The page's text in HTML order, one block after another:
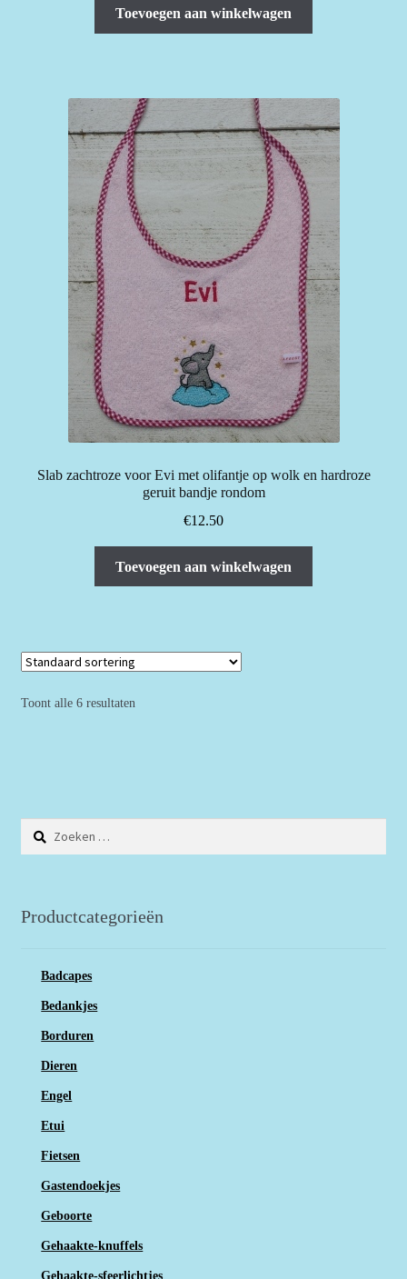
Toevoegen aan winkelwagen
Slab zachtroze voor Evi met olifantje op wolk en hardroze
geruit bandje rondom
€12.50
Toevoegen aan winkelwagen
Toont alle 6 resultaten
Zoeken
naar:
Productcategorieën
Badcapes
Bedankjes
Borduren
Dieren
Engel
Etui
Fietsen
Gastendoekjes
Geboorte
Gehaakte-knuffels
Gehaakte-sfeerlichtjes